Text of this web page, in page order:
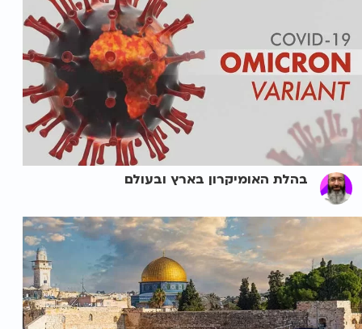
בהלת האומיקרון בארץ ובעולם